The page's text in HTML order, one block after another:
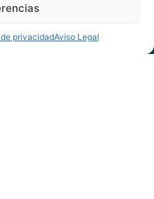
privacidadAviso Legal